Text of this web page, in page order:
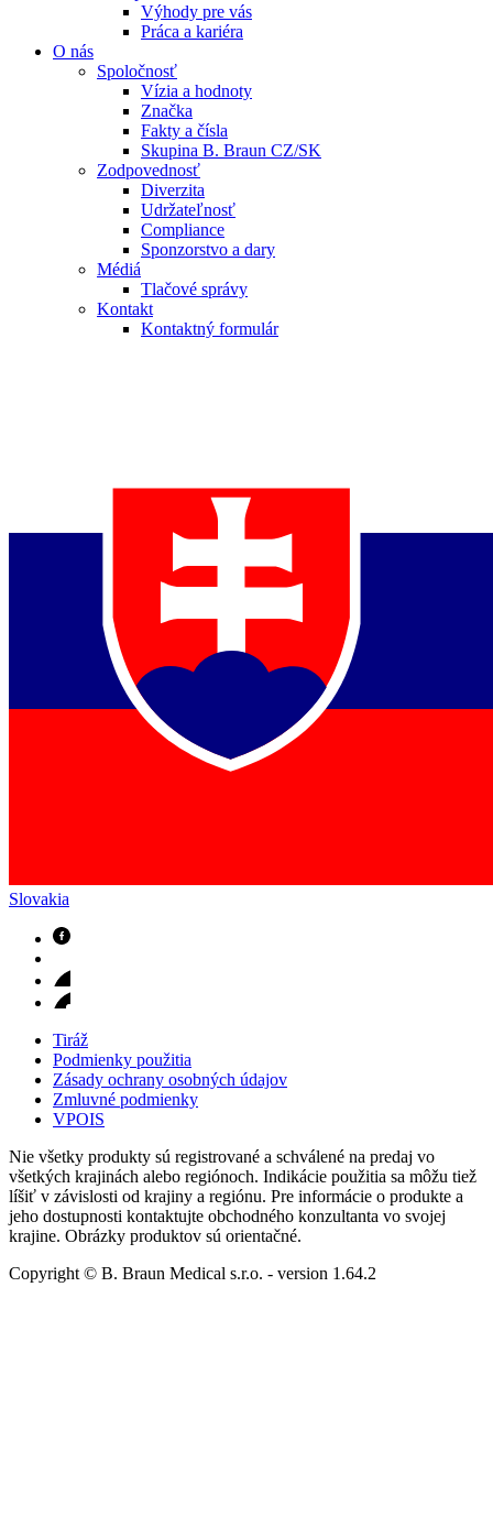
Výhody pre vás
Práca a kariéra
O nás
Spoločnosť
Vízia a hodnoty
Značka
Fakty a čísla
Skupina B. Braun CZ/SK
Zodpovednosť
Diverzita
Udržateľnosť
Compliance
Sponzorstvo a dary
Médiá
Tlačové správy
Kontakt
Kontaktný formulár
Slovakia
Tiráž
Podmienky použitia
Zásady ochrany osobných údajov
Zmluvné podmienky
VPOIS
Nie všetky produkty sú registrované a schválené na predaj vo
všetkých krajinách alebo regiónoch. Indikácie použitia sa môžu tiež
líšiť v závislosti od krajiny a regiónu. Pre informácie o produkte a
jeho dostupnosti kontaktujte obchodného konzultanta vo svojej
krajine. Obrázky produktov sú orientačné.
Copyright © B. Braun Medical s.r.o. - version 1.64.2